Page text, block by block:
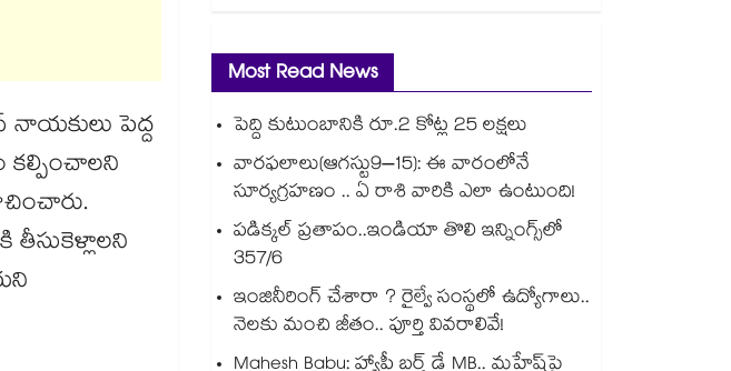
పెద్ద
కల్పించాలని
Most Read News
పెద్ది కుటుంబానికి రూ.2 కోట్ల 25 లక్షలు
వారఫలాలు(ఆగస్టు9–15): ఈ వారంలోనే
సూర్యగ్రహణం .. ఏ రాశి వారికి ఎలా ఉంటుంది!
పడిక్కల్‌‌ ప్రతాపం..ఇండియా తొలి ఇన్నింగ్స్‌‌లో
357/6
ఇంజినీరింగ్ చేశారా ? రైల్వే సంస్థలో ఉద్యోగాలు..
నెలకు మంచి జీతం.. పూర్తి వివరాలివే!